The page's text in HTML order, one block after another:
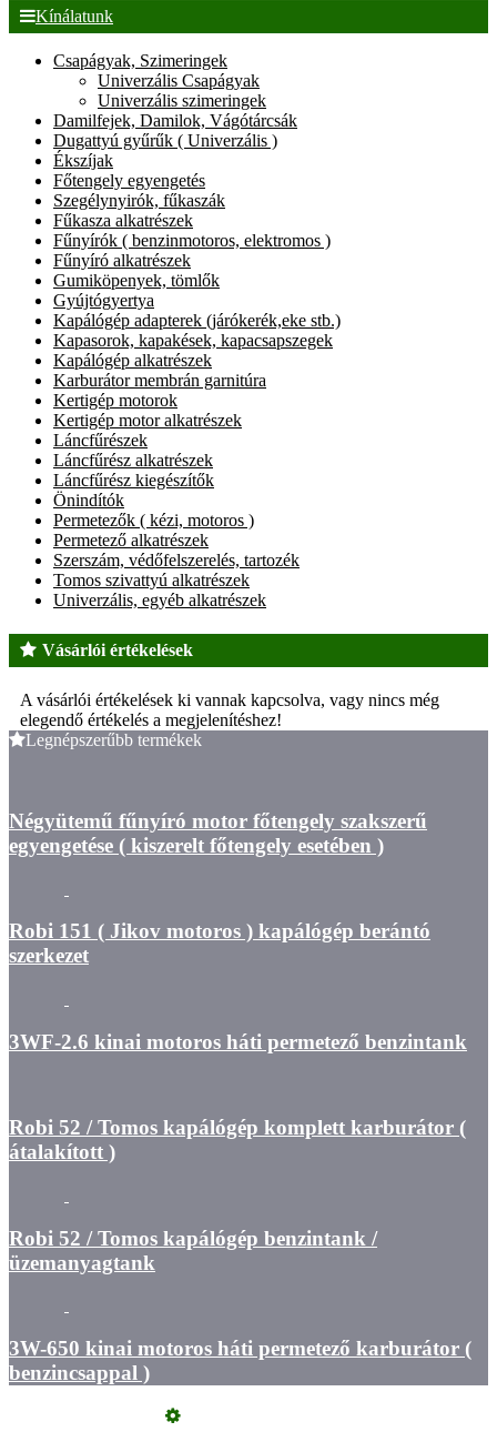
Kínálatunk
Csapágyak, Szimeringek
Univerzális Csapágyak
Univerzális szimeringek
Damilfejek, Damilok, Vágótárcsák
Dugattyú gyűrűk ( Univerzális )
Ékszíjak
Főtengely egyengetés
Szegélynyirók, fűkaszák
Fűkasza alkatrészek
Fűnyírók ( benzinmotoros, elektromos )
Fűnyíró alkatrészek
Gumiköpenyek, tömlők
Gyújtógyertya
Kapálógép adapterek (járókerék,eke stb.)
Kapasorok, kapakések, kapacsapszegek
Kapálógép alkatrészek
Karburátor membrán garnitúra
Kertigép motorok
Kertigép motor alkatrészek
Láncfűrészek
Láncfűrész alkatrészek
Láncfűrész kiegészítők
Önindítók
Permetezők ( kézi, motoros )
Permetező alkatrészek
Szerszám, védőfelszerelés, tartozék
Tomos szivattyú alkatrészek
Univerzális, egyéb alkatrészek
Vásárlói értékelések
A vásárlói értékelések ki vannak kapcsolva, vagy nincs még
elegendő értékelés a megjelenítéshez!
Legnépszerűbb termékek
Négyütemű fűnyíró motor főtengely szakszerű
egyengetése ( kiszerelt főtengely esetében )
Robi 151 ( Jikov motoros ) kapálógép berántó
szerkezet
3WF-2.6 kinai motoros háti permetező benzintank
Robi 52 / Tomos kapálógép komplett karburátor (
átalakított )
Robi 52 / Tomos kapálógép benzintank /
üzemanyagtank
3W-650 kinai motoros háti permetező karburátor (
benzincsappal )